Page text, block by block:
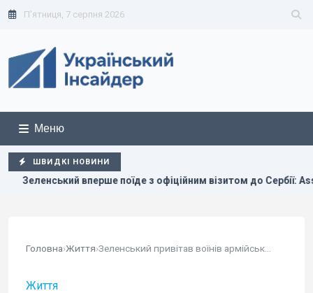
П'ятниця, 7 серпня 2026
Меню
ШВИДКІ НОВИНИ
з офіційним візитом до Сербії: Associated Press назвав
Головна›Життя›
Життя